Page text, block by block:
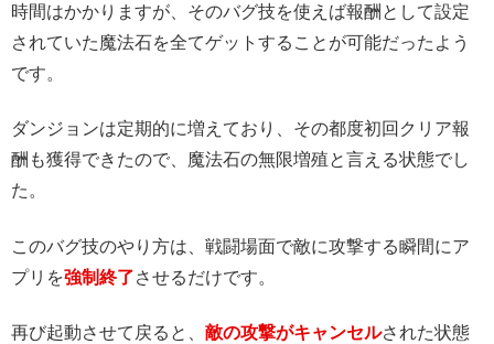
時間はかかりますが、そのバグ技を使えば報酬として設定
されていた魔法石を全てゲットすることが可能だったよう
です。
ダンジョンは定期的に増えており、その都度初回クリア報
酬も獲得できたので、魔法石の無限増殖と言える状態でし
た。
このバグ技のやり方は、戦闘場面で敵に攻撃する瞬間にア
プリを強制終了させるだけです。
再び起動させて戻ると、 敵の攻撃がキャンセルされた状態